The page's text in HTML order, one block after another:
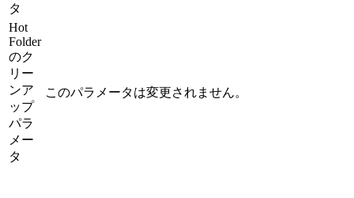
タ
Hot
Folder
のク
リー
ンア
ップ
パラ
メー
タ
このパラメータは変更されません。